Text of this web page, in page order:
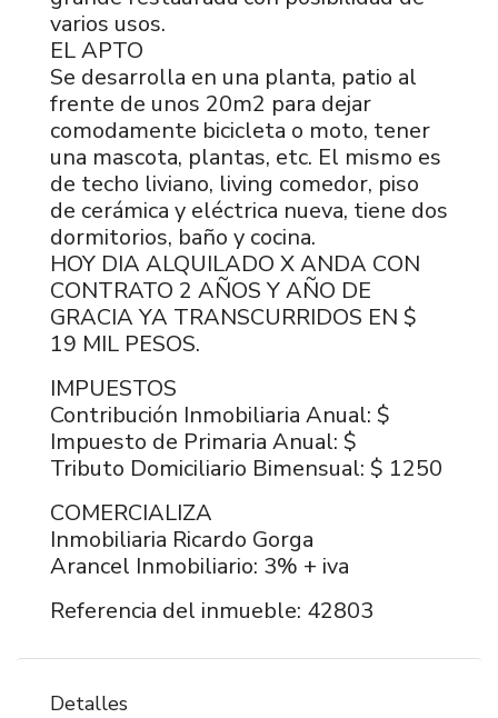
varios usos.
EL APTO
Se desarrolla en una planta, patio al
frente de unos 20m2 para dejar
comodamente bicicleta o moto, tener
una mascota, plantas, etc. El mismo es
de techo liviano, living comedor, piso
de cerámica y eléctrica nueva, tiene dos
dormitorios, baño y cocina.
HOY DIA ALQUILADO X ANDA CON
CONTRATO 2 AÑOS Y AÑO DE
GRACIA YA TRANSCURRIDOS EN $
19 MIL PESOS.
IMPUESTOS
Contribución Inmobiliaria Anual: $
Impuesto de Primaria Anual: $
Tributo Domiciliario Bimensual: $ 1250
COMERCIALIZA
Inmobiliaria Ricardo Gorga
Arancel Inmobiliario: 3% + iva
Referencia del inmueble: 42803
Detalles